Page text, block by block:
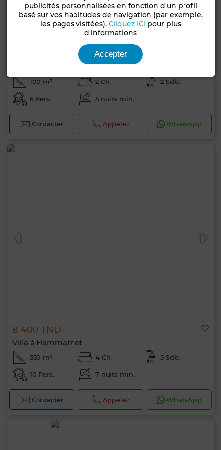
Prix à consulter
100 m² 2 Ch. 2 Sdb.
6 Pers. 5 nuits min.
Contacter Appelez WhatsApp
8 400 TND
Villa à Hammamet
350 m² 4 Ch. 5 Sdb.
10 Pers. 7 nuits min.
Contacter Appelez WhatsApp
publicités personnalisées en fonction d'un profil
basé sur vos habitudes de navigation (par exemple,
les pages visitées). Cliquez ICI pour plus
d'informations
Accepter